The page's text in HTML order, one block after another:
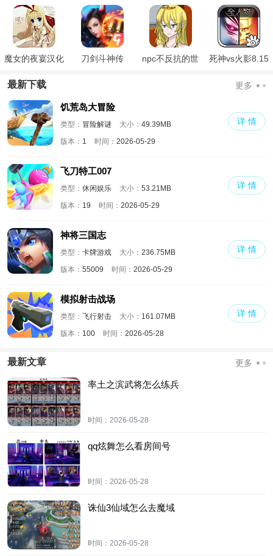
魔女的夜宴汉化
刀剑斗神传
npc不反抗的世
死神vs火影8.15
最新下载 更多
饥荒岛大冒险
类型： 冒险解谜 大小： 49.39MB
版本： 1 时间： 2026-05-29
详 情
飞刀特工007
类型： 休闲娱乐 大小： 53.21MB
版本： 19 时间： 2026-05-29
详 情
神将三国志
类型： 卡牌游戏 大小： 236.75MB
版本： 55009 时间： 2026-05-29
详 情
模拟射击战场
类型： 飞行射击 大小： 161.07MB
版本： 100 时间： 2026-05-28
详 情
最新文章 更多
率土之滨武将怎么练兵
时间： 2026-05-28
qq炫舞怎么看房间号
时间： 2026-05-28
诛仙3仙域怎么去魔域
时间： 2026-05-28